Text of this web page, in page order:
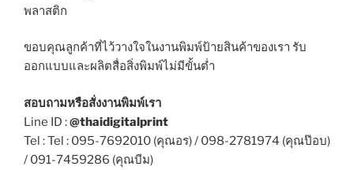
พลาสติก
ขอบคุณลูกค้าที่ไว้วางใจในงานพิมพ์ป้ายสินค้าของเรา รับ
ออกแบบและผลิตสื่อสิ่งพิมพ์ไม่มีขั้นต่ำ
สอบถามหรือสั่งงานพิมพ์เรา
Line ID :@thaidigitalprint
Tel : Tel : 095-7692010 (คุณอร) / 098-2781974 (คุณป๊อบ)
/ 091-7459286 (คุณบีม)